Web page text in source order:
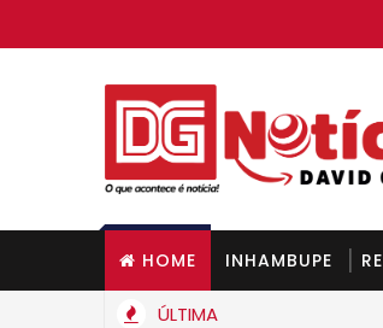
HOME INHAMBUPE
ÚLTIMA